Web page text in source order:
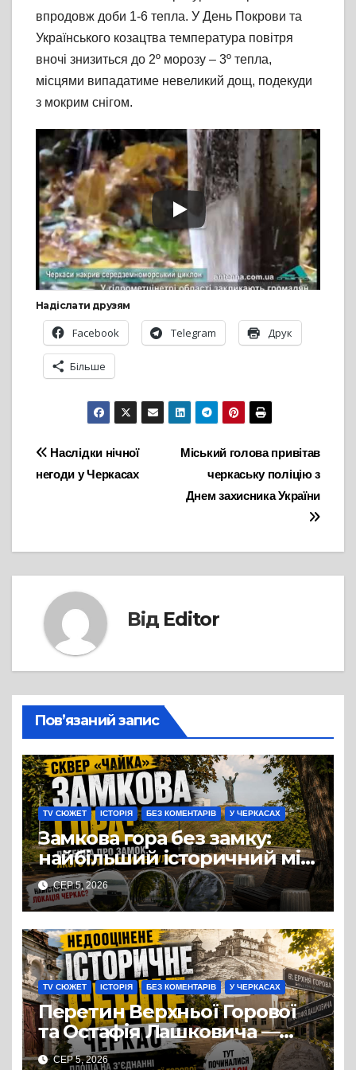
впродовж доби 1-6 тепла. У День Покрови та
Українського козацтва температура повітря
вночі знизиться до 2º морозу – 3º тепла,
місцями випадатиме невеликий дощ, подекуди
з мокрим снігом.
Надіслати друзям
Facebook Telegram Друк
Більше
Навігація
записів
Міський голова привітав
черкаську поліцію з
Днем захисника України
Наслідки нічної
негоди у Черкасах
Від Editor
Пов’язаний запис
TV СЮЖЕТ ІСТОРІЯ БЕЗ КОМЕНТАРІВ У ЧЕРКАСАХ
Замкова гора без замку:
найбільший історичний міф
Черкас
СЕР 5, 2026
TV СЮЖЕТ ІСТОРІЯ БЕЗ КОМЕНТАРІВ У ЧЕРКАСАХ
Перетин Верхньої Горової
та Остафія Лашковича —
історичне серце Черкас.
СЕР 5, 2026